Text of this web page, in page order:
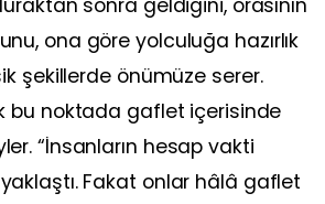
sonra geldiğini, orasının
ona göre yolculuğa hazırlık
şekillerde önümüze serer.
bu noktada gaflet içerisinde
“İnsanların hesap vakti
Fakat onlar hâlâ gaflet